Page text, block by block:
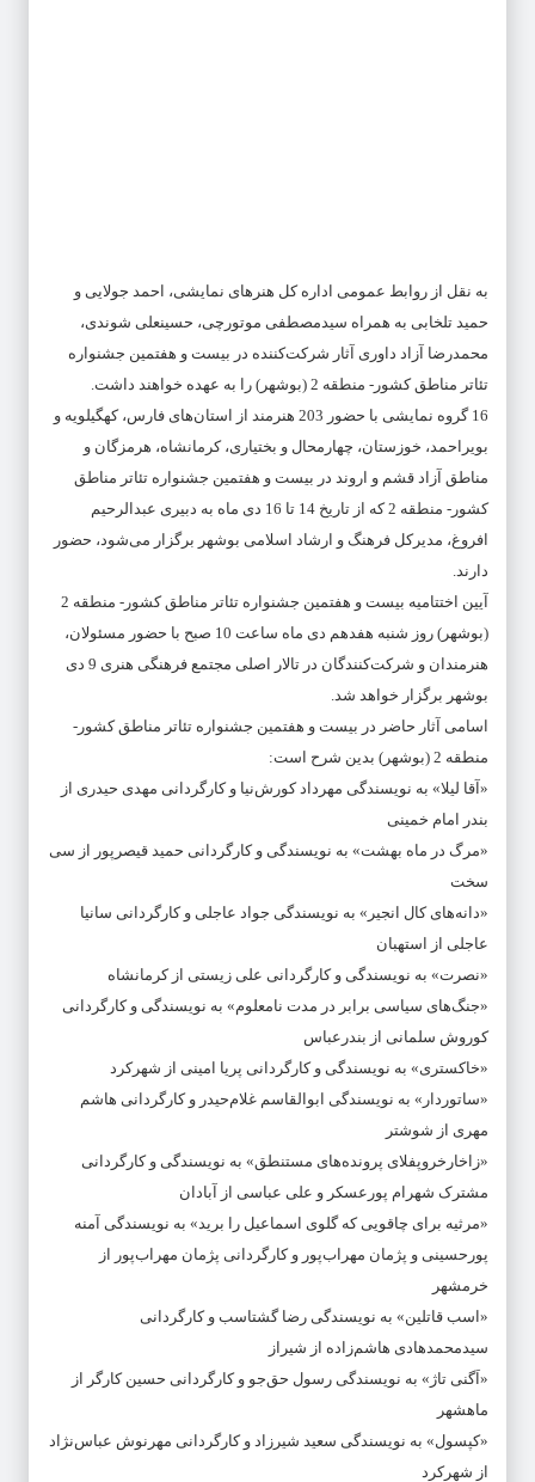
به نقل از روابط عمومی اداره کل هنرهای نمایشی، احمد جولایی و
حمید تلخابی به همراه سیدمصطفی موتورچی، حسینعلی شوندی،
محمدرضا آزاد داوری آثار شرکت‌کننده در بیست و هفتمین جشنواره
تئاتر مناطق کشور- منطقه 2 (بوشهر) را به عهده خواهند داشت.
16 گروه نمایشی با حضور 203 هنرمند از استان‌های فارس، کهگیلویه و
بویراحمد، خوزستان، چهارمحال و بختیاری، کرمانشاه، هرمزگان و
مناطق آزاد قشم و اروند در بیست و هفتمین جشنواره تئاتر مناطق
کشور- منطقه 2 که از تاریخ 14 تا 16 دی ماه به دبیری عبدالرحیم
افروغ، مدیرکل فرهنگ و ارشاد اسلامی بوشهر برگزار می‌شود، حضور
دارند.
آیین اختتامیه بیست و هفتمین جشنواره تئاتر مناطق کشور- منطقه 2
(بوشهر) روز شنبه هفدهم دی ماه ساعت 10 صبح با حضور مسئولان،
هنرمندان و شرکت‌کنندگان در تالار اصلی مجتمع فرهنگی هنری 9 دی
بوشهر برگزار خواهد شد.
اسامی آثار حاضر در بیست و هفتمین جشنواره تئاتر مناطق کشور-
منطقه 2 (بوشهر) بدین شرح است:
«آقا لیلا» به نویسندگی مهرداد کورش‌نیا و کارگردانی مهدی حیدری از
بندر امام خمینی
«مرگ در ماه بهشت» به نویسندگی و کارگردانی حمید قیصرپور از سی
سخت
«دانه‌های کال انجیر» به نویسندگی جواد عاجلی و کارگردانی سانیا
عاجلی از استهبان
«نصرت» به نویسندگی و کارگردانی علی زیستی از کرمانشاه
«جنگ‌های سیاسی برابر در مدت نامعلوم» به نویسندگی و کارگردانی
کوروش سلمانی از بندرعباس
«خاکستری» به نویسندگی و کارگردانی پریا امینی از شهرکرد
«ساتوردار» به نویسندگی ابوالقاسم غلام‌حیدر و کارگردانی هاشم
مهری از شوشتر
«زاخارخروپفلای پرونده‌های مستنطق» به نویسندگی و کارگردانی
مشترک شهرام پورعسکر و علی عباسی از آبادان
«مرثیه‌ برای چاقویی که گلوی اسماعیل را برید» به نویسندگی آمنه
پورحسینی و پژمان مهراب‌پور و کارگردانی پژمان مهراب‌پور از
خرمشهر
«اسب قاتلین» به نویسندگی رضا گشتاسب و کارگردانی
سیدمحمدهادی هاشم‌زاده از شیراز
«اَگنی تاژ» به نویسندگی رسول حق‌جو و کارگردانی حسین کارگر از
ماهشهر
«کپسول» به نویسندگی سعید شیرزاد و کارگردانی مهرنوش عباس‌نژاد
از شهرکرد